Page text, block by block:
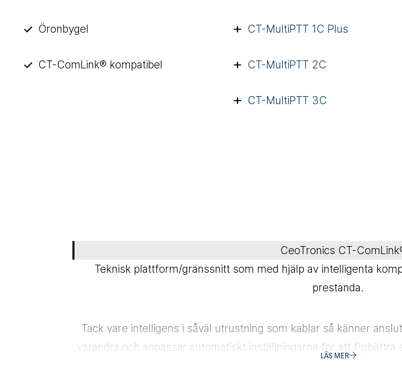
Öronbygel
CT-ComLink® kompatibel
CT-MultiPTT 1C Plus
CT-MultiPTT 2C
CT-MultiPTT 3C
CeoTronics CT-
Teknisk plattform/gränssnitt som med hjälp av intelligenta
prestanda.
Tack vare intelligens i såväl utrustning som kablar så känner
varandra och anpassar automatiskt inställningarna för att
LÄS MER